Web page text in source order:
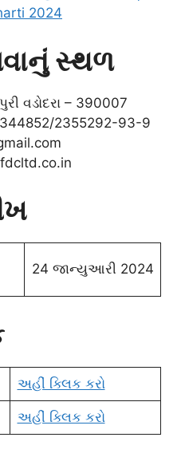
2024
સ્થળ
વડોદરા – 390007
2355292-93-9
24 જાન્યુઆરી 2024
અહીં ક્લિક કરો
અહીં ક્લિક કરો